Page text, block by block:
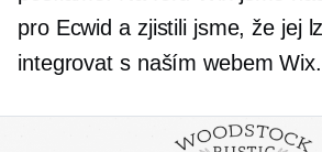
pro Ecwid a zjistili jsme, že jej
integrovat s naším webem Wix.